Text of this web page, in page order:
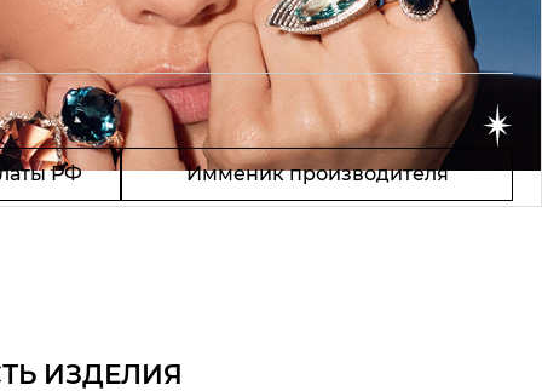
РФ Имменик производителя
ИЗДЕЛИЯ